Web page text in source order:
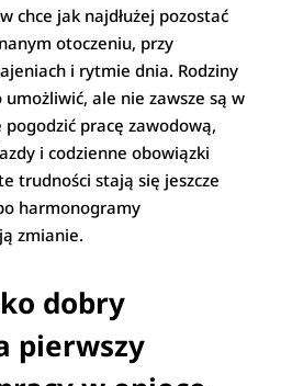
chce jak najdłużej pozostać
otoczeniu, przy
i rytmie dnia. Rodziny
ale nie zawsze są w
pracę zawodową,
i codzienne obowiązki
trudności stają się jeszcze
harmonogramy
zmianie.
dobry
pierwszy